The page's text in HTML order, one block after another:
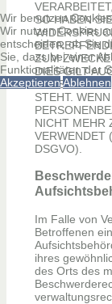
SO HABEN
ZUM
DIES GILT
MIT
STEHT.
NICHT MEHR
VERWENDET
DSGVO).
Im Falle von
Betroffenen
ihres
des Orts des
Wir benutzen Cookies
Wir nutzen Cookies
entscheiden, ob Sie
Sie, dass bei einer
Funktionalitäten der
Akzeptieren Ablehnen